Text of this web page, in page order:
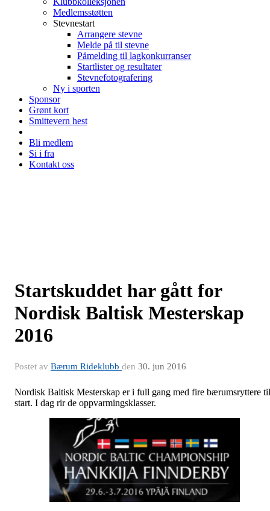
Medlemsstøtten
Stevnestart
Arrangere stevne
Melde på til stevne
Påmelding til lagkonkurranser
Startlister og resultater
Stevnefotografering
Ny i sporten
Sponsor
Grønt kort
Smittevern hest
Bli medlem
Si i fra
Kontakt oss
Startskuddet har gått for
Nordisk Baltisk Mesterskap
2016
Postet av Bærum Rideklubb den 30. jun 2016
Nordisk Baltisk Mesterskap er i full gang med fire bærumsryttere til
start. I dag rir de oppvarmingsklasser.